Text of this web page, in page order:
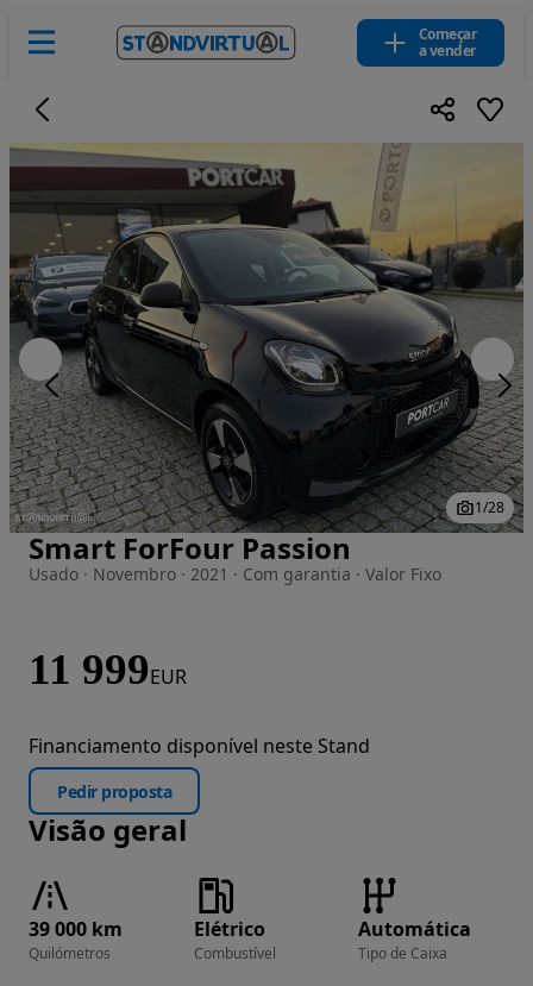
Começar
a vender
Imagem 1 de 28
1/28
Smart ForFour Passion
Usado · Novembro · 2021 · Com garantia · Valor Fixo
11 999EUR
Financiamento disponível neste Stand
Pedir proposta
Visão geral
39 000 km
Quilómetros
Elétrico
Combustível
Automática
Tipo de Caixa